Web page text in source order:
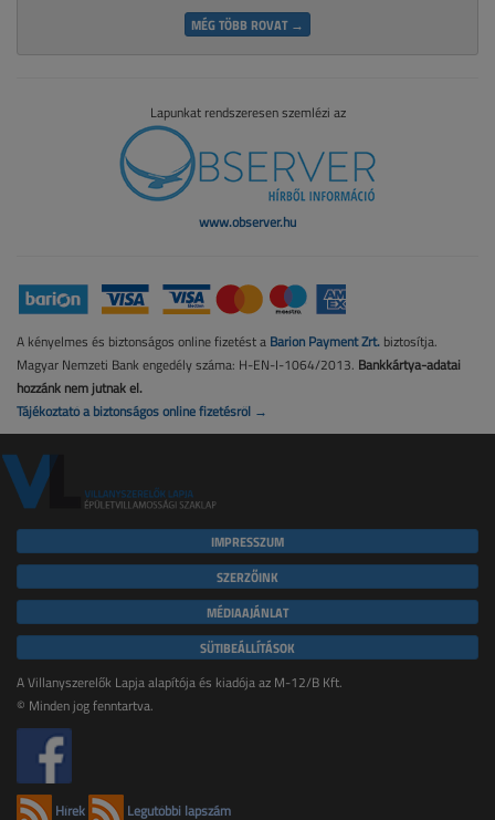
MÉG TÖBB ROVAT →
Lapunkat rendszeresen szemlézi az
www.observer.hu
A kényelmes és biztonságos online fizetést a Barion Payment Zrt. biztosítja.
Magyar Nemzeti Bank engedély száma: H-EN-I-1064/2013. Bankkártya-adatai
hozzánk nem jutnak el.
Tájékoztató a biztonságos online fizetésről →
IMPRESSZUM
SZERZŐINK
MÉDIAAJÁNLAT
SÜTIBEÁLLÍTÁSOK
A Villanyszerelők Lapja alapítója és kiadója az M-12/B Kft.
© Minden jog fenntartva.
Hírek Legutóbbi lapszám